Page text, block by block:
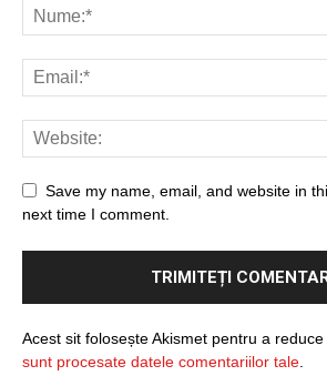
Save my name, email, and website in
next time I comment.
Acest sit folosește Akismet pentru a reduce
sunt procesate datele comentariilor tale